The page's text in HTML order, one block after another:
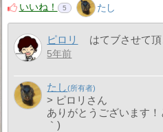
いいね！
5 たし
ピロリ はてブさせて
5年前
たし
> ピロリさん
ありがとうございます
｀)